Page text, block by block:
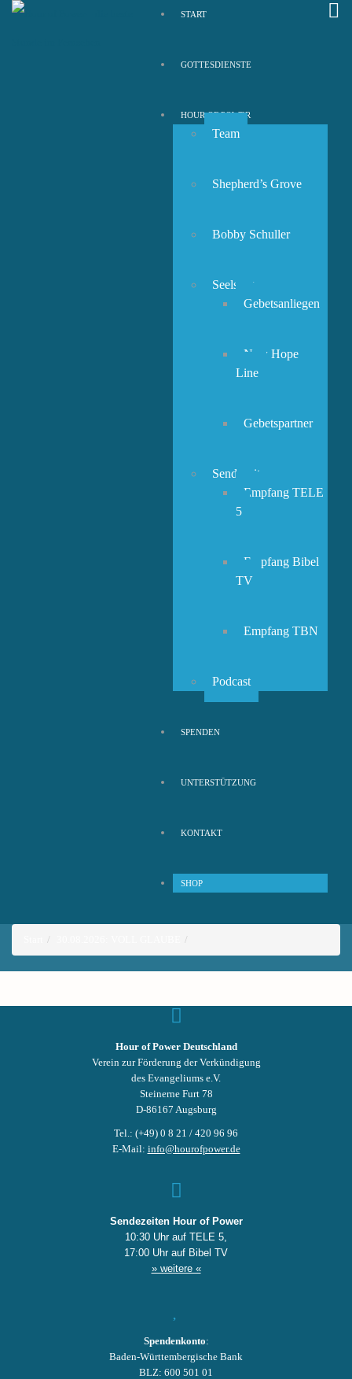
START
GOTTESDIENSTE
HOUR OF POWER
Team
Shepherd’s Grove
Bobby Schuller
Seelsorge
Gebetsanliegen
New Hope
Line
Gebetspartner
Sendezeiten
Empfang TELE
5
Empfang Bibel
TV
Empfang TBN
Podcast
SPENDEN
UNTERSTÜTZUNG
KONTAKT
SHOP
Hour of Power Deutschland
Verein zur Förderung der Verkündigung
des Evangeliums e.V.
Steinerne Furt 78
D-86167 Augsburg
Tel.: (+49) 0 8 21 / 420 96 96
E-Mail: info@hourofpower.de
Sendezeiten Hour of Power
10:30 Uhr auf TELE 5,
17:00 Uhr auf Bibel TV
» weitere «
Spendenkonto:
Baden-Württembergische Bank
BLZ: 600 501 01